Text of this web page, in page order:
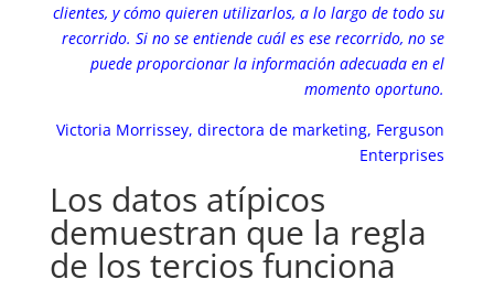
clientes, y cómo quieren utilizarlos, a lo largo de todo su
recorrido. Si no se entiende cuál es ese recorrido, no se
puede proporcionar la información adecuada en el
momento oportuno.
Victoria Morrissey, directora de marketing, Ferguson
Enterprises
Los datos atípicos
demuestran que la regla
de los tercios funciona